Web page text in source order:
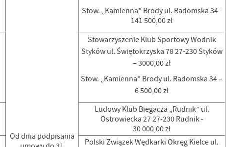
Od dnia podpisania
Stow. „Kamienna” Brody ul. Radomska 34 -
141 500,00 zł
Stowarzyszenie Klub Sportowy Wodnik
Styków ul. Świętokrzyska 78 27-230 Styków
– 3000,00 zł
Stow. „Kamienna” Brody ul. Radomska 34 –
6 500,00 zł
Ludowy Klub Biegacza „Rudnik” ul.
Ostrowiecka 27 27-230 Rudnik -
30 000,00 zł
Polski Związek Wędkarki Okręg Kielce ul.